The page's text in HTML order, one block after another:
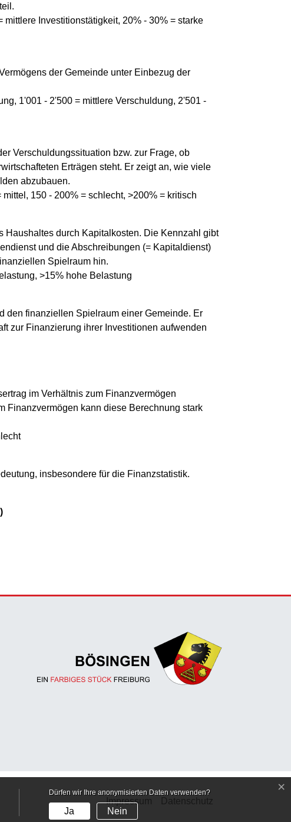
Investitionstätigkeit, 20% - 30% = starke
der Gemeinde unter Einbezug der
1'001 - 2'500 = mittlere Verschuldung, 2'501 -
Verschuldungssituation bzw. zur Frage, ob
Erträgen steht. Er zeigt an, wie viele
abzubauen.
150 - 200% = schlecht, >200% = kritisch
Haushaltes durch Kapitalkosten. Die Kennzahl gibt
und die Abschreibungen (= Kapitaldienst)
Spielraum hin.
>15% hohe Belastung
den finanziellen Spielraum einer Gemeinde. Er
zur Finanzierung ihrer Investitionen aufwenden
im Verhältnis zum Finanzvermögen
Finanzvermögen kann diese Berechnung stark
insbesondere für die Finanzstatistik.
Impressum Datenschutz
Dürfen wir Ihre anonymisierten Daten verwenden?
Ja Nein
×